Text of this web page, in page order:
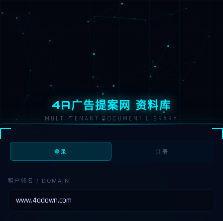
4A广告提案网 资料库
MULTI-TENANT DOCUMENT LIBRARY
登录 注册
租户域名 / DOMAIN